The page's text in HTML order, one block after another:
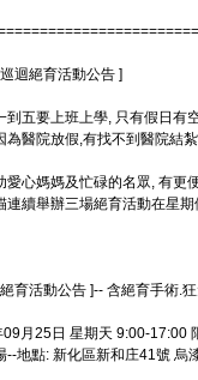
迴絕育活動公告 ]
到五要上班上學, 只有假日有
為醫院放假,有找不到醫院結紮
愛心媽媽及忙碌的名眾, 有更
連續舉辦三場絕育活動在星
育活動公告 ]-- 含絕育手術.
09月25日 星期天 9:00-17:00
--地點: 新化區新和庄41號 烏